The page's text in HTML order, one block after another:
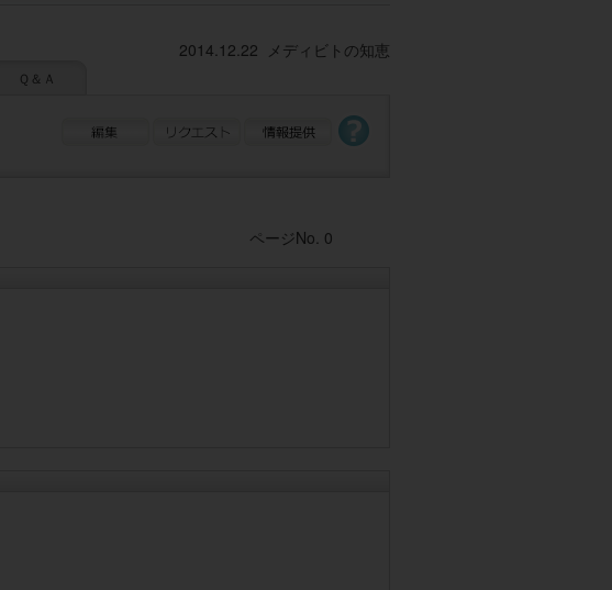
2014.12.22 メディビトの知恵
Ｑ＆Ａ
Post navigation
ページNo. 0